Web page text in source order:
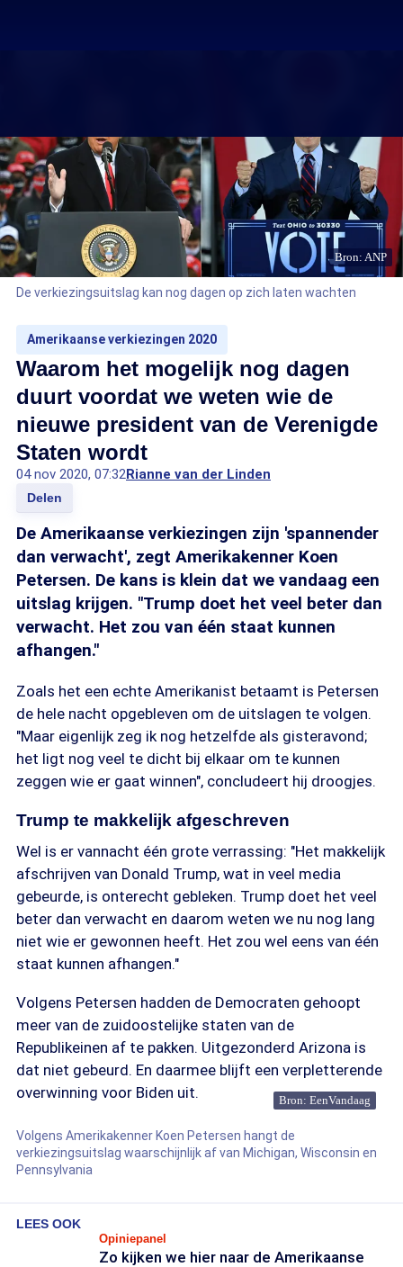
Bron: ANP
De verkiezingsuitslag kan nog dagen op zich laten wachten
Amerikaanse verkiezingen 2020
Waarom het mogelijk nog dagen
duurt voordat we weten wie de
nieuwe president van de Verenigde
Staten wordt
04 nov 2020, 07:32Rianne van der Linden
Delen
De Amerikaanse verkiezingen zijn 'spannender
dan verwacht', zegt Amerikakenner Koen
Petersen. De kans is klein dat we vandaag een
uitslag krijgen. "Trump doet het veel beter dan
verwacht. Het zou van één staat kunnen
afhangen."
Zoals het een echte Amerikanist betaamt is Petersen
de hele nacht opgebleven om de uitslagen te volgen.
"Maar eigenlijk zeg ik nog hetzelfde als gisteravond;
het ligt nog veel te dicht bij elkaar om te kunnen
zeggen wie er gaat winnen", concludeert hij droogjes.
Trump te makkelijk afgeschreven
Wel is er vannacht één grote verrassing: "Het makkelijk
afschrijven van Donald Trump, wat in veel media
gebeurde, is onterecht gebleken. Trump doet het veel
beter dan verwacht en daarom weten we nu nog lang
niet wie er gewonnen heeft. Het zou wel eens van één
staat kunnen afhangen."
Volgens Petersen hadden de Democraten gehoopt
meer van de zuidoostelijke staten van de
Republikeinen af te pakken. Uitgezonderd Arizona is
dat niet gebeurd. En daarmee blijft een verpletterende
overwinning voor Biden uit.
Bron: EenVandaag
Volgens Amerikakenner Koen Petersen hangt de
verkiezingsuitslag waarschijnlijk af van Michigan, Wisconsin en
Pennsylvania
LEES OOK
Opiniepanel
Zo kijken we hier naar de Amerikaanse